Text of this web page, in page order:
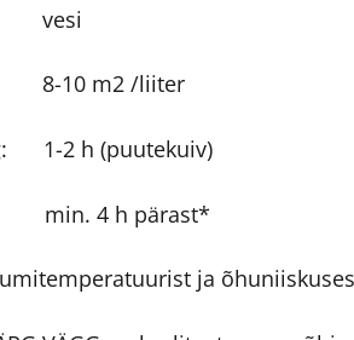
vesi
10 m2 /liiter
1-2 h (puutekuiv)
min. 4 h pärast*
ja